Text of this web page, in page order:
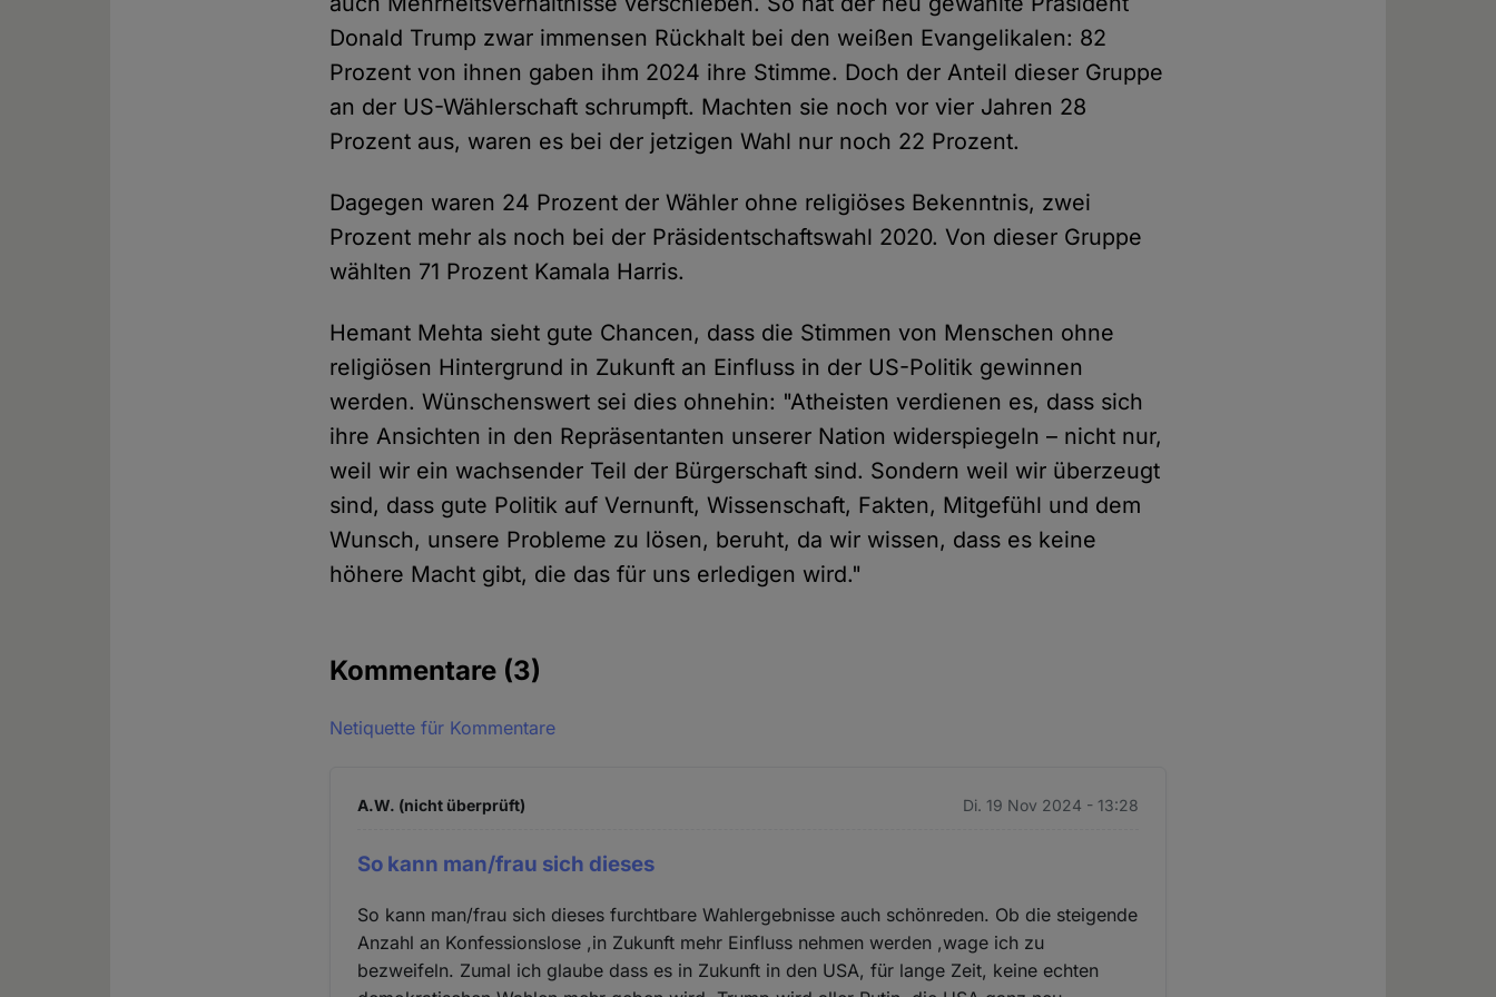
Donald Trump zwar immensen Rückhalt bei den weißen Evangelikalen: 82
Prozent von ihnen gaben ihm 2024 ihre Stimme. Doch der Anteil dieser Gruppe
an der US-Wählerschaft schrumpft. Machten sie noch vor vier Jahren 28
Prozent aus, waren es bei der jetzigen Wahl nur noch 22 Prozent.
Dagegen waren 24 Prozent der Wähler ohne religiöses Bekenntnis, zwei
Prozent mehr als noch bei der Präsidentschaftswahl 2020. Von dieser Gruppe
wählten 71 Prozent Kamala Harris.
Hemant Mehta sieht gute Chancen, dass die Stimmen von Menschen ohne
religiösen Hintergrund in Zukunft an Einfluss in der US-Politik gewinnen
werden. Wünschenswert sei dies ohnehin: "Atheisten verdienen es, dass sich
ihre Ansichten in den Repräsentanten unserer Nation widerspiegeln – nicht nur,
weil wir ein wachsender Teil der Bürgerschaft sind. Sondern weil wir überzeugt
sind, dass gute Politik auf Vernunft, Wissenschaft, Fakten, Mitgefühl und dem
Wunsch, unsere Probleme zu lösen, beruht, da wir wissen, dass es keine
höhere Macht gibt, die das für uns erledigen wird."
Kommentare (3)
Netiquette für Kommentare
A.W. (nicht überprüft) Di. 19 Nov 2024 - 13:28
So kann man/frau sich dieses
So kann man/frau sich dieses furchtbare Wahlergebnisse auch schönreden. Ob die steigende
Anzahl an Konfessionslose ,in Zukunft mehr Einfluss nehmen werden ,wage ich zu
bezweifeln. Zumal ich glaube dass es in Zukunft in den USA, für lange Zeit, keine echten